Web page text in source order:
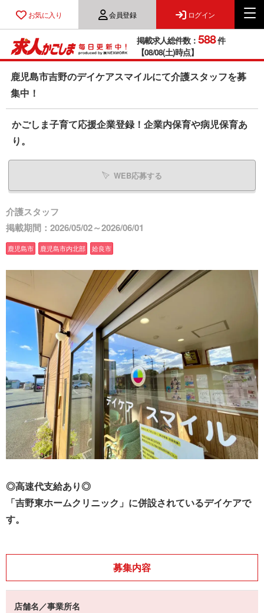
お気に入り 会員登録 ログイン
掲載求人総件数： 588件
【08/08(土)時点】
鹿児島市吉野のデイケアスマイルにて介護スタッフを募
集中！
かごしま子育て応援企業登録！企業内保育や病児保育あ
り。
WEB応募する
介護スタッフ
掲載期間：2026/05/02～2026/06/01
鹿児島市 鹿児島市内北部 姶良市
◎高速代支給あり◎
「吉野東ホームクリニック」に併設されているデイケアで
す。
募集内容
店舗名／事業所名